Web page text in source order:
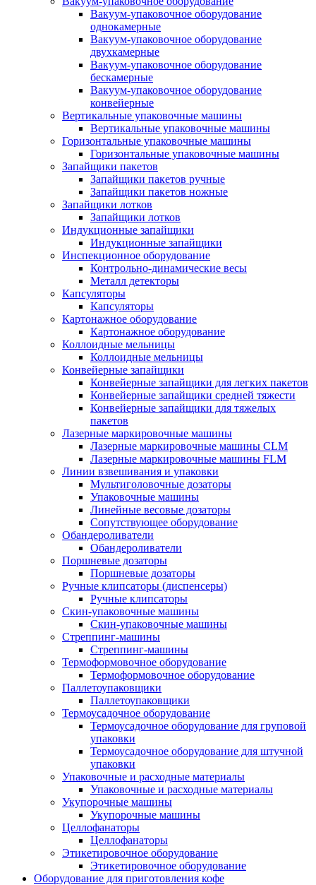
Вакуум-упаковочное оборудование
однокамерные
Вакуум-упаковочное оборудование
двухкамерные
Вакуум-упаковочное оборудование
беcкамерные
Вакуум-упаковочное оборудование
конвейерные
Вертикальные упаковочные машины
Вертикальные упаковочные машины
Горизонтальные упаковочные машины
Горизонтальные упаковочные машины
Запайщики пакетов
Запайщики пакетов ручные
Запайщики пакетов ножные
Запайщики лотков
Запайщики лотков
Индукционные запайщики
Индукционные запайщики
Инспекционное оборудование
Контрольно-динамические весы
Металл детекторы
Капсуляторы
Капсуляторы
Картонажное оборудование
Картонажное оборудование
Коллоидные мельницы
Коллоидные мельницы
Конвейерные запайщики
Конвейерные запайщики для легких пакетов
Конвейерные запайщики средней тяжести
Конвейерные запайщики для тяжелых
пакетов
Лазерные маркировочные машины
Лазерные маркировочные машины CLM
Лазерные маркировочные машины FLM
Линии взвешивания и упаковки
Мультиголовочные дозаторы
Упаковочные машины
Линейные весовые дозаторы
Сопутствующее оборудование
Обандероливатели
Обандероливатели
Поршневые дозаторы
Поршневые дозаторы
Ручные клипсаторы (диспенсеры)
Ручные клипсаторы
Скин-упаковочные машины
Скин-упаковочные машины
Стреппинг-машины
Стреппинг-машины
Термоформовочное оборудование
Термоформовочное оборудование
Паллетоупаковщики
Паллетоупаковщики
Термоусадочное оборудование
Термоусадочное оборудование для груповой
упаковки
Термоусадочное оборудование для штучной
упаковки
Упаковочные и расходные материалы
Упаковочные и расходные материалы
Укупорочные машины
Укупорочные машины
Целлофанаторы
Целлофанаторы
Этикетировочное оборудование
Этикетировочное оборудование
Оборудование для приготовления кофе